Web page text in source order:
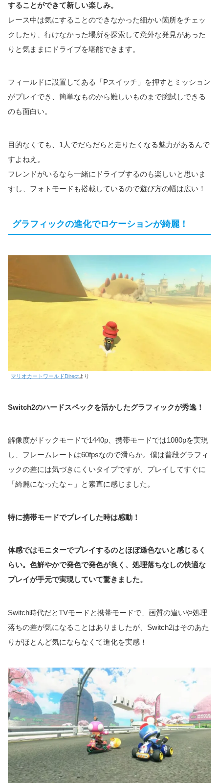
することができて新しい楽しみ。
レース中は気にすることのできなかった細かい箇所をチェッ
クしたり、行けなかった場所を探索して意外な発見があった
りと気ままにドライブを堪能できます。
フィールドに設置してある「Pスイッチ」を押すとミッション
がプレイでき、簡単なものから難しいものまで腕試しできる
のも面白い。
目的なくても、1人でだらだらと走りたくなる魅力があるんで
すよねえ。
フレンドがいるなら一緒にドライブするのも楽しいと思いま
すし、フォトモードも搭載しているので遊び方の幅は広い！
グラフィックの進化でロケーションが綺麗！
マリオカートワールドDirectより
Switch2のハードスペックを活かしたグラフィックが秀逸！
解像度がドックモードで1440p、携帯モードでは1080pを実現
し、フレームレートは60fpsなので滑らか。僕は普段グラフィ
ックの差には気づきにくいタイプですが、プレイしてすぐに
「綺麗になったな～」と素直に感じました。
特に携帯モードでプレイした時は感動！
体感ではモニターでプレイするのとほぼ遜色ないと感じるく
らい。色鮮やかで発色で発色が良く、処理落ちなしの快適な
プレイが手元で実現していて驚きました。
Switch時代だとTVモードと携帯モードで、画質の違いや処理
落ちの差が気になることはありましたが、Switch2はそのあた
りがほとんど気にならなくて進化を実感！